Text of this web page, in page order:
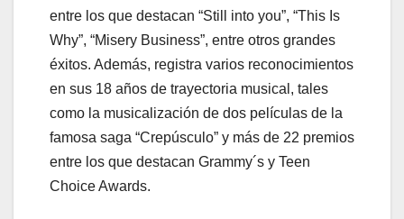
entre los que destacan “Still into you”, “This Is
Why”, “Misery Business”, entre otros grandes
éxitos. Además, registra varios reconocimientos
en sus 18 años de trayectoria musical, tales
como la musicalización de dos películas de la
famosa saga “Crepúsculo” y más de 22 premios
entre los que destacan Grammy´s y Teen
Choice Awards.